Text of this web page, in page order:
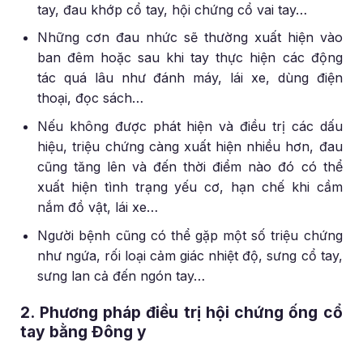
tay, đau khớp cổ tay, hội chứng cổ vai tay…
Những cơn đau nhức sẽ thường xuất hiện vào
ban đêm hoặc sau khi tay thực hiện các động
tác quá lâu như đánh máy, lái xe, dùng điện
thoại, đọc sách…
Nếu không được phát hiện và điều trị các dấu
hiệu, triệu chứng càng xuất hiện nhiều hơn, đau
cũng tăng lên và đến thời điểm nào đó có thể
xuất hiện tình trạng yếu cơ, hạn chế khi cầm
nắm đồ vật, lái xe…
Người bệnh cũng có thể gặp một số triệu chứng
như ngứa, rối loại cảm giác nhiệt độ, sưng cổ tay,
sưng lan cả đến ngón tay…
2. Phương pháp điều trị hội chứng ống cổ
tay bằng Đông y